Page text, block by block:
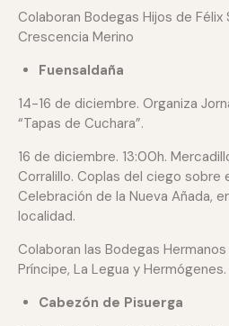
Colaboran Bodegas Hijos de Félix
Crescencia Merino
Fuensaldaña
14-16 de diciembre. Organiza
“Tapas de Cuchara”.
16 de diciembre. 13:00h.
Corralillo. Coplas del ciego sobre
Celebración de la Nueva Añada,
localidad.
Colaboran las Bodegas
Príncipe, La Legua y Hermógenes.
Cabezón de Pisuerga